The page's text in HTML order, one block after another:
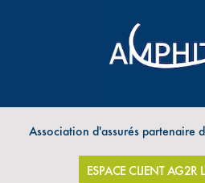
Association d'assurés partenaire
ESPACE CLIENT AG2R